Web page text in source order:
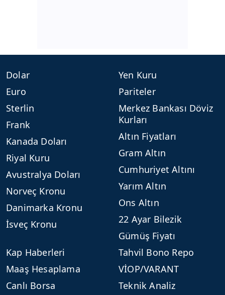
Dolar
Euro
Sterlin
Frank
Kanada Doları
Riyal Kuru
Avustralya Doları
Norveç Kronu
Danimarka Kronu
İsveç Kronu
Yen Kuru
Pariteler
Merkez Bankası Döviz
Kurları
Altın Fiyatları
Gram Altın
Cumhuriyet Altını
Yarım Altın
Ons Altın
22 Ayar Bilezik
Gümüş Fiyatı
Kap Haberleri
Maaş Hesaplama
Canlı Borsa
Tahvil Bono Repo
VİOP/VARANT
Teknik Analiz